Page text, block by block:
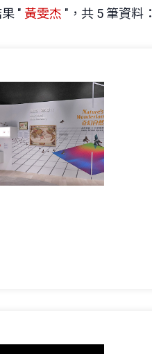
" 黃雯杰 "，共 5 筆資料：